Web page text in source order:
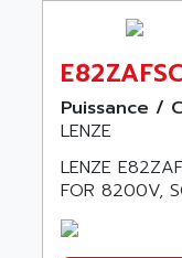
Puissance /
LENZE
LENZE
FOR 8200V,